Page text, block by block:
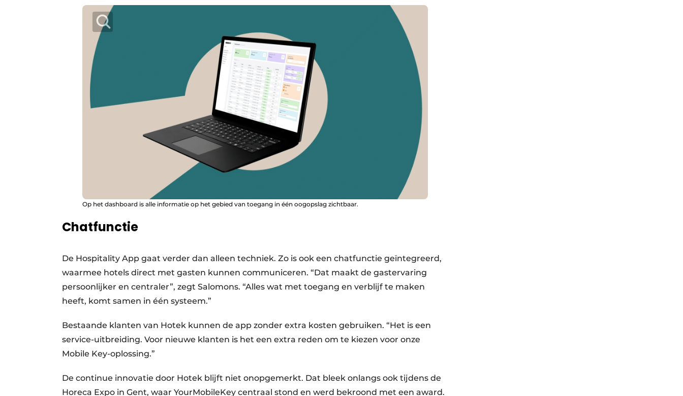
Op het dashboard is alle informatie op het gebied van toegang in één oogopslag zichtbaar.
Chatfunctie
De Hospitality App gaat verder dan alleen techniek. Zo is ook een chatfunctie geïntegreerd,
waarmee hotels direct met gasten kunnen communiceren. “Dat maakt de gastervaring
persoonlijker en centraler”, zegt Salomons. “Alles wat met toegang en verblijf te maken
heeft, komt samen in één systeem.”
Bestaande klanten van Hotek kunnen de app zonder extra kosten gebruiken. “Het is een
service-uitbreiding. Voor nieuwe klanten is het een extra reden om te kiezen voor onze
Mobile Key-oplossing.”
De continue innovatie door Hotek blijft niet onopgemerkt. Dat bleek onlangs ook tijdens de
Horeca Expo in Gent, waar YourMobileKey centraal stond en werd bekroond met een award.